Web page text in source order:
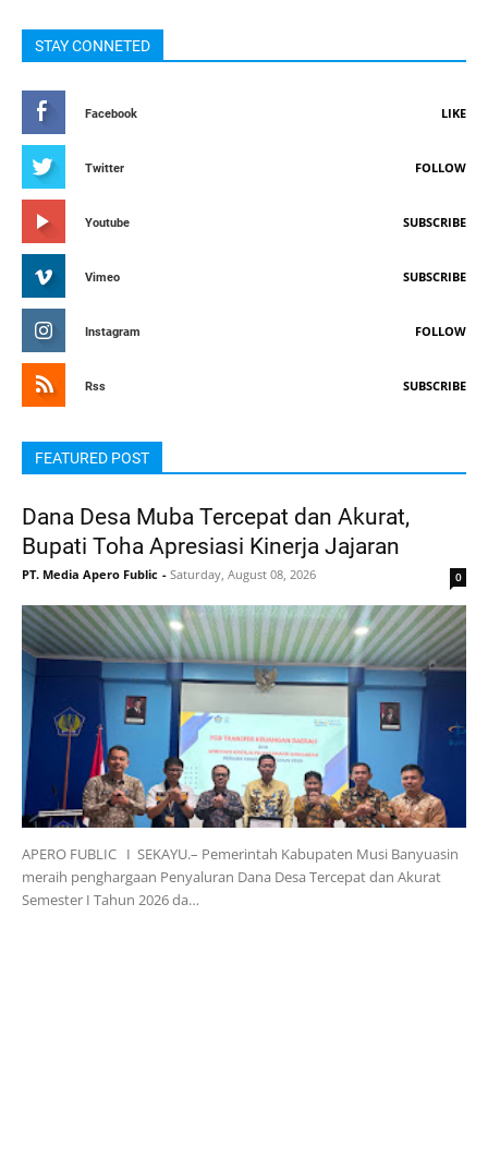
STAY CONNETED
Facebook LIKE
Twitter FOLLOW
Youtube SUBSCRIBE
Vimeo SUBSCRIBE
Instagram FOLLOW
Rss SUBSCRIBE
FEATURED POST
Dana Desa Muba Tercepat dan Akurat,
Bupati Toha Apresiasi Kinerja Jajaran
PT. Media Apero Fublic - Saturday, August 08, 2026 0
APERO FUBLIC I SEKAYU.– Pemerintah Kabupaten Musi Banyuasin
meraih penghargaan Penyaluran Dana Desa Tercepat dan Akurat
Semester I Tahun 2026 da…